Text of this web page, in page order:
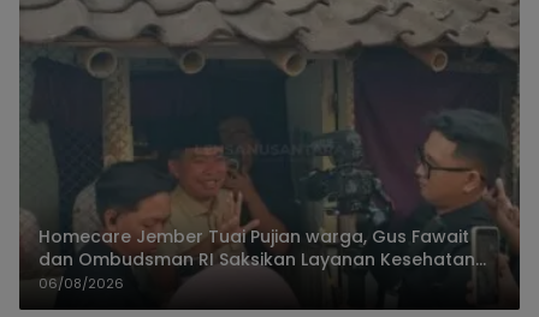
Homecare Jember Tuai Pujian warga, Gus Fawait
dan Ombudsman RI Saksikan Layanan Kesehatan
Rumah Pasien
06/08/2026